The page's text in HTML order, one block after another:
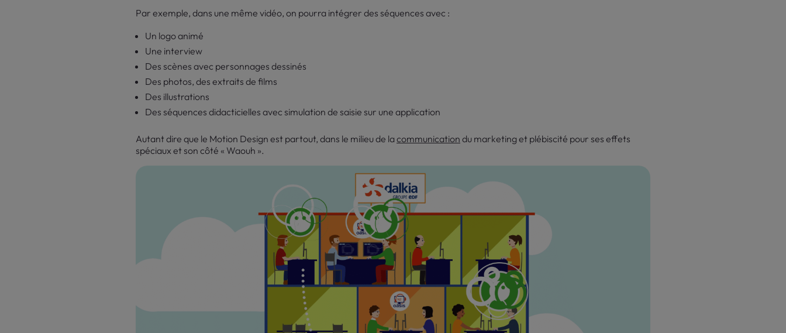
Par exemple, dans une même vidéo, on pourra intégrer des séquences avec :
Un logo animé
Une interview
Des scènes avec personnages dessinés
Des photos, des extraits de films
Des illustrations
Des séquences didacticielles avec simulation de saisie sur une application
Autant dire que le Motion Design est partout, dans le milieu de la communication du marketing et plébiscité pour ses effets
spéciaux et son côté « Waouh ».